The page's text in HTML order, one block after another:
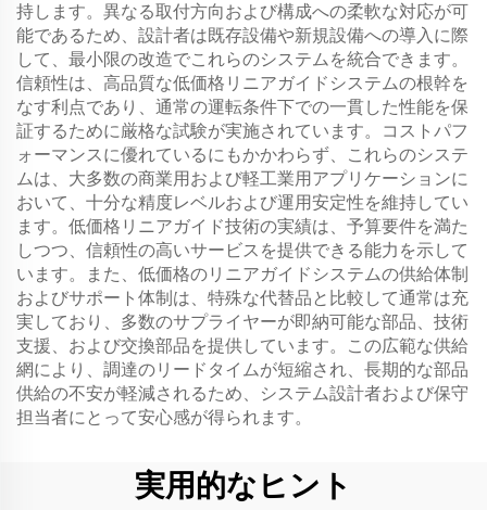
持します。異なる取付方向および構成への柔軟な対応が可
能であるため、設計者は既存設備や新規設備への導入に際
して、最小限の改造でこれらのシステムを統合できます。
信頼性は、高品質な低価格リニアガイドシステムの根幹を
なす利点であり、通常の運転条件下での一貫した性能を保
証するために厳格な試験が実施されています。コストパフ
ォーマンスに優れているにもかかわらず、これらのシステ
ムは、大多数の商業用および軽工業用アプリケーションに
おいて、十分な精度レベルおよび運用安定性を維持してい
ます。低価格リニアガイド技術の実績は、予算要件を満た
しつつ、信頼性の高いサービスを提供できる能力を示して
います。また、低価格のリニアガイドシステムの供給体制
およびサポート体制は、特殊な代替品と比較して通常は充
実しており、多数のサプライヤーが即納可能な部品、技術
支援、および交換部品を提供しています。この広範な供給
網により、調達のリードタイムが短縮され、長期的な部品
供給の不安が軽減されるため、システム設計者および保守
担当者にとって安心感が得られます。
実用的なヒント